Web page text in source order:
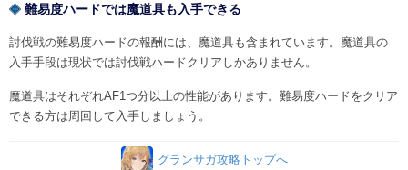
難易度ハードでは魔道具も入手できる
討伐戦の難易度ハードの報酬には、魔道具も含まれています。魔道具の
入手手段は現状では討伐戦ハードクリアしかありません。
魔道具はそれぞれAF1つ分以上の性能があります。難易度ハードをクリア
できる方は周回して入手しましょう。
グランサガ攻略トップへ